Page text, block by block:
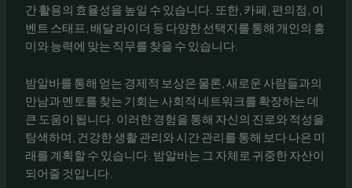
간 활용의 효율성을 높일 수 있습니다. 또한, 카페, 편의점, 이
벤트 스태프, 배달 라이더 등 다양한 선택지를 통해 개인의 흥
미와 능력에 맞는 직무를 찾을 수 있습니다.
밤알바를 통해 얻는 경제적 보상은 물론, 새로운 사람들과의
만남과 멘토를 찾는 기회는 사회적 네트워크를 확장하는 데
큰 도움이 됩니다. 이러한 경험을 통해 자신의 진로와 적성을
탐색하며, 건강한 생활 관리와 시간 관리를 통해 보다 나은 미
래를 계획할 수 있습니다. 밤알바는 그 자체로 귀중한 자산이
되어줄 것입니다.